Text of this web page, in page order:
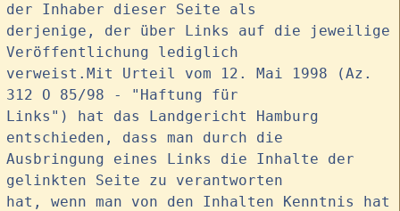
der Inhaber dieser Seite als
derjenige, der über Links auf die jeweilige
Veröffentlichung lediglich
verweist.Mit Urteil vom 12. Mai 1998 (Az.
312 O 85/98 - "Haftung für
Links") hat das Landgericht Hamburg
entschieden, dass man durch die
Ausbringung eines Links die Inhalte der
gelinkten Seite zu verantworten
hat, wenn man von den Inhalten Kenntnis hat